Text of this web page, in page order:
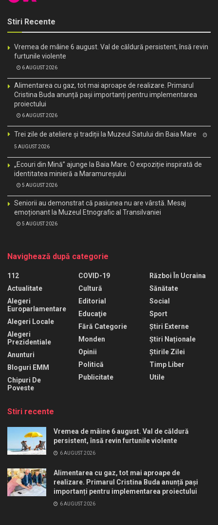
Stiri Recente
Vremea de mâine 6 august. Val de căldură persistent, însă revin
furtunile violente
6 AUGUST 2026
Alimentarea cu gaz, tot mai aproape de realizare. Primarul
Cristina Buda anunță pași importanți pentru implementarea
proiectului
6 AUGUST 2026
Trei zile de ateliere și tradiții la Muzeul Satului din Baia Mare
5 AUGUST 2026
„Ecouri din Mină” ajunge la Baia Mare. O expoziție inspirată de
identitatea minieră a Maramureșului
5 AUGUST 2026
Seniorii au demonstrat că pasiunea nu are vârstă. Mesaj
emoționant la Muzeul Etnografic al Transilvaniei
5 AUGUST 2026
Navighează după categorie
112
Actualitate
Alegeri
Europarlamentare
Alegeri Locale
Alegeri
Prezidentiale
Anunturi
Bloguri EMM
Chipuri De
Poveste
COVID-19
Cultură
Editorial
Educaţie
Fără Categorie
Monden
Opinii
Politică
Publicitate
Război În Ucraina
Sănătate
Social
Sport
Știri Externe
Știri Naționale
Știrile Zilei
Timp Liber
Utile
Stiri recente
Vremea de mâine 6 august. Val de căldură
persistent, însă revin furtunile violente
6 AUGUST 2026
Alimentarea cu gaz, tot mai aproape de
realizare. Primarul Cristina Buda anunță pași
importanți pentru implementarea proiectului
6 AUGUST 2026